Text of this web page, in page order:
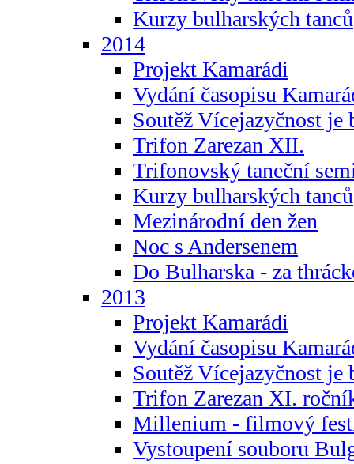
Kurzy bulharských tanců
2014
Projekt Kamarádi
Vydání časopisu
Soutěž Vícejazyčnost je
Trifon Zarezan XII.
Trifonovský taneční
Kurzy bulharských tanců
Mezinárodní den žen
Noc s Andersenem
Do Bulharska - za
2013
Projekt Kamarádi
Vydání časopisu
Soutěž Vícejazyčnost je
Trifon Zarezan XI.
Millenium - filmový
Vystoupení souboru